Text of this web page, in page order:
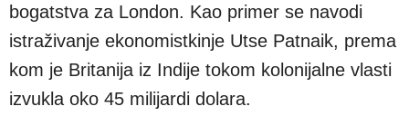
bogatstva za London. Kao primer se navodi
istraživanje ekonomistkinje Utse Patnaik, prema
kom je Britanija iz Indije tokom kolonijalne vlasti
izvukla oko 45 milijardi dolara.